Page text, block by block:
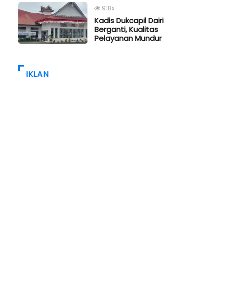
918x
Kadis Dukcapil Dairi
Berganti, Kualitas
Pelayanan Mundur
IKLAN